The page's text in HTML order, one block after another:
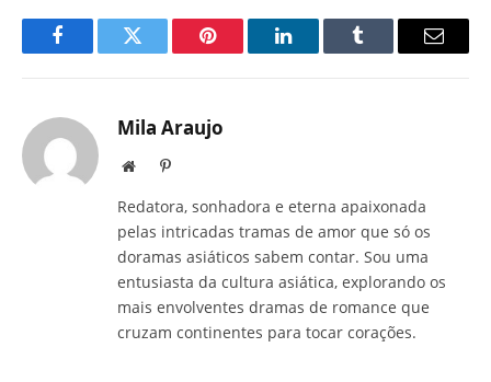
FacebookTwitter Pinterest LinkedInTumblr
E-
Mila Araujo
Site Pinterest
Redatora, sonhadora e eterna apaixonada
pelas intricadas tramas de amor que só os
doramas asiáticos sabem contar. Sou uma
entusiasta da cultura asiática, explorando os
mais envolventes dramas de romance que
cruzam continentes para tocar corações.